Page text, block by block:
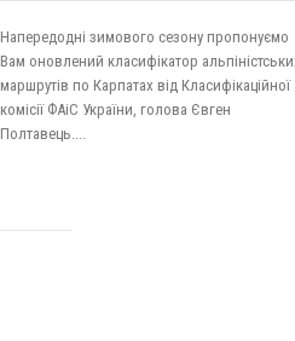
Напередодні зимового сезону пропонуємо
Вам оновлений класифікатор
маршрутів по Карпатах від Класифікаційної
комісії ФАіС України, голова Євген
Полтавець....